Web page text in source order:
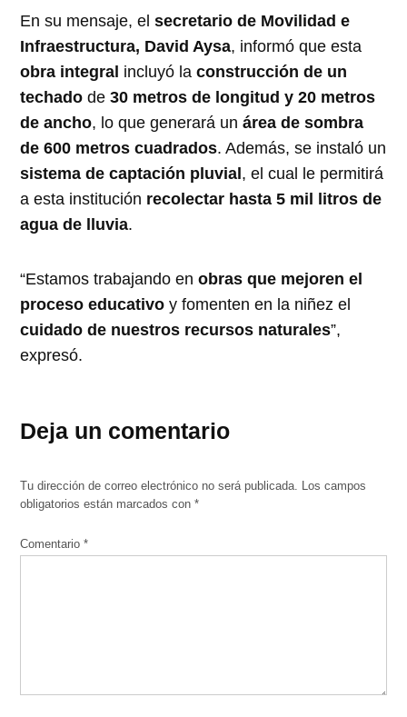
En su mensaje, elsecretario de Movilidad e
Infraestructura, David Aysa, informó que esta
obra integral incluyó laconstrucción de un
techado de30 metros de longitud y 20 metros
de ancho, lo que generará unárea de sombra
de 600 metros cuadrados. Además, se instaló un
sistema de captación pluvial, el cual le permitirá
a esta institución recolectar hasta 5 mil litros de
agua de lluvia.
“Estamos trabajando enobras que mejoren el
proceso educativo y fomenten en la niñez el
cuidado de nuestros recursos naturales”,
expresó.
Deja un comentario
Tu dirección de correo electrónico no será publicada.
Los campos
obligatorios están marcados con*
Comentario*